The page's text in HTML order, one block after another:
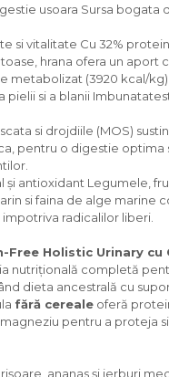
usoara Sursa bogata
si vitalitate Cu 32%
hrana ofera un aport
metabolizat (3920 kcal/kg).
pielii si a blanii
si drojdiile (MOS)
pentru o digestie optima
și antioxidant Legumele,
si faina de alge marine
radicalilor liberi.
Free Holistic Urinary cu
nutrițională completă
dieta ancestrală cu
fără cereale oferă
pentru a proteja
ananas și ierburi